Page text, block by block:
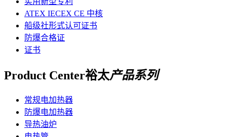
ATEX IECEX CE 中核
船级社形式认可证书
防爆合格证
证书
Product Center裕太产品系列
常规电加热器
防爆电加热器
导热油炉